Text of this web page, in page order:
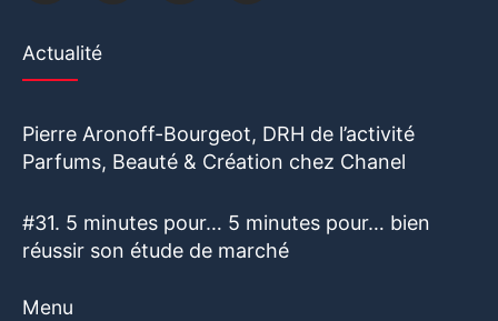
Actualité
Pierre Aronoff-Bourgeot, DRH de l’activité
Parfums, Beauté & Création chez Chanel
#31. 5 minutes pour… 5 minutes pour… bien
réussir son étude de marché
Menu